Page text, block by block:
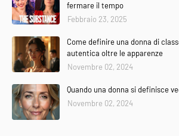
fermare il tempo
Febbraio 23, 2025
Come definire una donna di
autentica oltre le apparenze
Novembre 02, 2024
Quando una donna si definisce
Novembre 02, 2024